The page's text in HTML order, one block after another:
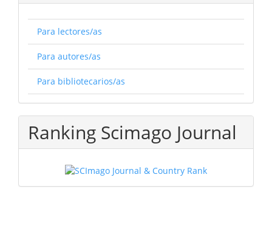
Para lectores/as
Para autores/as
Para bibliotecarios/as
Ranking Scimago Journal